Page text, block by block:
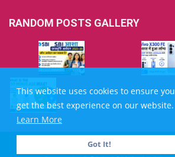
This website uses cookies to ensure you
get the best experience on our website.
Learn More
Got It!
RANDOM POSTS GALLERY